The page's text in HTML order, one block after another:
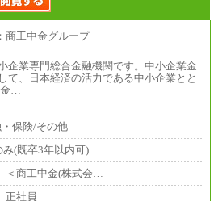
企業専門総合金融機関です。中小企業金
て、日本経済の活力である中小企業とと
金…
保険/その他
み(既卒3年以内可)
＜商工中金(株式会…
正社員